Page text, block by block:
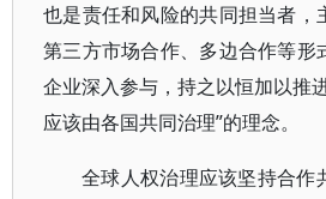
也是责任和风险的共同担当者，
第三方市场合作、多边合作等形
企业深入参与，持之以恒加以推
应该由各国共同治理”的理念。
全球人权治理应该坚持合作